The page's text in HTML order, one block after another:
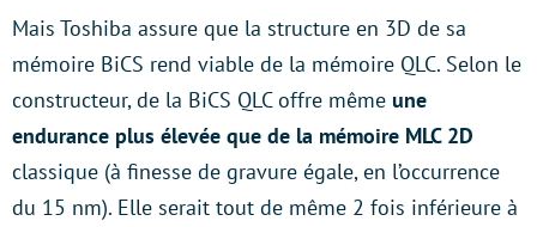
Mais Toshiba assure que la structure en 3D de sa
mémoire BiCS rend viable de la mémoire QLC. Selon le
constructeur, de la BiCS QLC offre même une
endurance plus élevée que de la mémoire MLC 2D
classique (à finesse de gravure égale, en l’occurrence
du 15 nm). Elle serait tout de même 2 fois inférieure à